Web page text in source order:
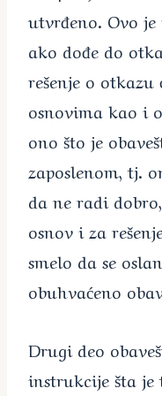
utvrđeno. Ovo je
ako dođe do
rešenje o
osnovima kao i
ono što je
zaposlenom, tj.
da ne radi
osnov i za
smelo da se
obuhvaćeno
Drugi deo
instrukcije šta je